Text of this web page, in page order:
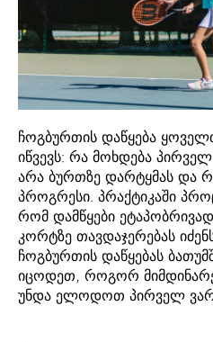
ჩოგბურთის დაწყება
იწვევს: რა მოხდება
არა ბურთზე დარტყმას და
პროგრესი. პრაქტიკაში
რომ დამწყები
კორტზე თავდაჯერებას
ჩოგბურთის დაწყებას
იცოდეთ, როგორ
უნდა ელოდოთ პირველ